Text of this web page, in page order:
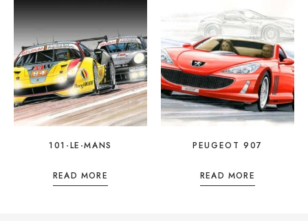
101-LE-MANS
READ MORE
PEUGEOT 907
READ MORE